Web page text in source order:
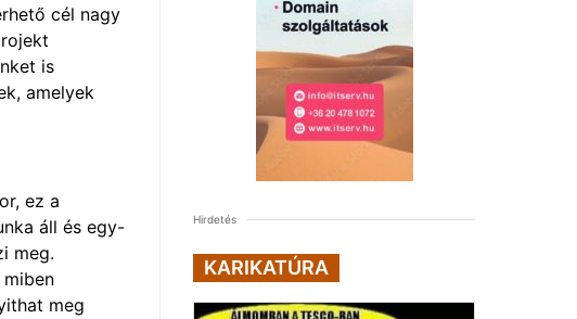
cél nagy
is
amelyek
ez a
áll és egy-
meg.
meg
Hirdetés
KARIKATÚRA